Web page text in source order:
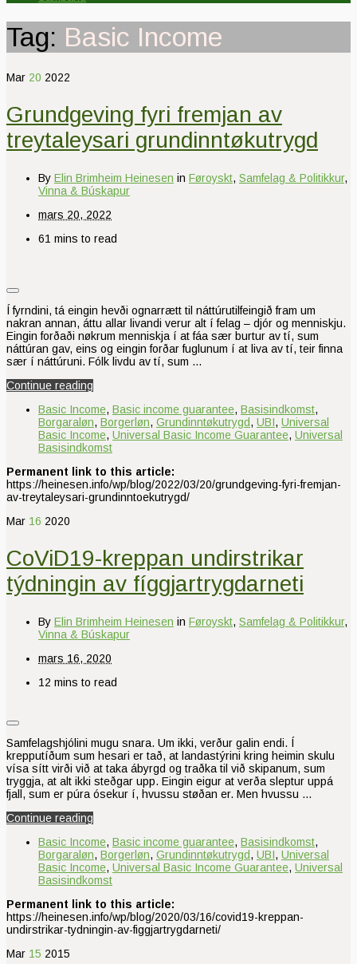
Tag: Basic Income
Mar 20 2022
Grundgeving fyri fremjan av
treytaleysari grundinntøkutrygd
By Elin Brimheim Heinesen in Føroyskt, Samfelag & Politikkur,
Vinna & Búskapur
mars 20, 2022
61 mins to read
Í fyrndini, tá eingin hevði ognarrætt til náttúrutilfeingið fram um
nakran annan, áttu allar livandi verur alt í felag – djór og menniskju.
Eingin forðaði nøkrum menniskja í at fáa sær burtur av tí, sum
náttúran gav, eins og eingin forðar fuglunum í at liva av tí, teir finna
sær í náttúruni. Fólk livdu av tí, sum …
Continue reading
Basic Income, Basic income guarantee, Basisindkomst,
Borgaraløn, Borgerløn, Grundinntøkutrygd, UBI, Universal
Basic Income, Universal Basic Income Guarantee, Universal
Basisindkomst
Permanent link to this article:
https://heinesen.info/wp/blog/2022/03/20/grundgeving-fyri-fremjan-
av-treytaleysari-grundinntoekutrygd/
Mar 16 2020
CoViD19-kreppan undirstrikar
týdningin av fíggjartrygdarneti
By Elin Brimheim Heinesen in Føroyskt, Samfelag & Politikkur,
Vinna & Búskapur
mars 16, 2020
12 mins to read
Samfelagshjólini mugu snara. Um ikki, verður galin endi. Í
krepputíðum sum hesari er tað, at landastýrini kring heimin skulu
vísa sítt virði við at taka ábyrgd og traðka til við skipanum, sum
tryggja, at alt ikki steðgar upp. Eingin eigur at verða sleptur uppá
fjall, sum er púra ósekur í, hvussu støðan er. Men hvussu …
Continue reading
Basic Income, Basic income guarantee, Basisindkomst,
Borgaraløn, Borgerløn, Grundinntøkutrygd, UBI, Universal
Basic Income, Universal Basic Income Guarantee, Universal
Basisindkomst
Permanent link to this article:
https://heinesen.info/wp/blog/2020/03/16/covid19-kreppan-
undirstrikar-tydningin-av-figgjartrygdarneti/
Mar 15 2015